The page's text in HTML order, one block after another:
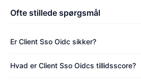
Ofte stillede spørgsmål
Er Client Sso Oidc sikker?
Hvad er Client Sso Oidcs tillidsscore?